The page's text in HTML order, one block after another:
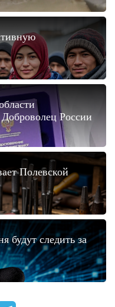
России
Полевской
будут следить за